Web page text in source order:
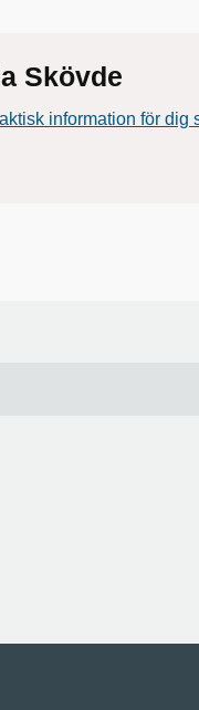
Skövde
information för dig